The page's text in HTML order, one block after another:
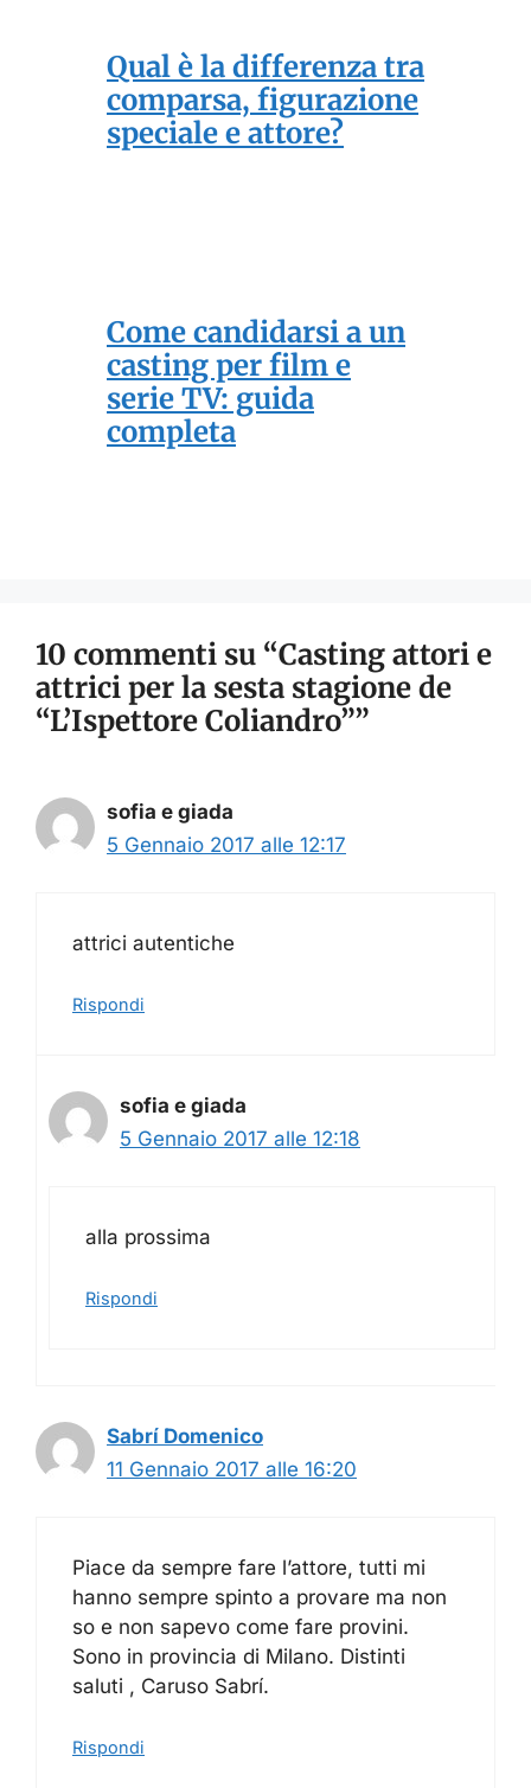
Qual è la differenza tra
comparsa, figurazione
speciale e attore?
Come candidarsi a un
casting per film e
serie TV: guida
completa
10 commenti su “Casting attori e
attrici per la sesta stagione de
“L’Ispettore Coliandro””
sofia e giada
5 Gennaio 2017 alle 12:17
attrici autentiche
Rispondi
sofia e giada
5 Gennaio 2017 alle 12:18
alla prossima
Rispondi
Sabrí Domenico
11 Gennaio 2017 alle 16:20
Piace da sempre fare l’attore, tutti mi
hanno sempre spinto a provare ma non
so e non sapevo come fare provini.
Sono in provincia di Milano. Distinti
saluti , Caruso Sabrí.
Rispondi